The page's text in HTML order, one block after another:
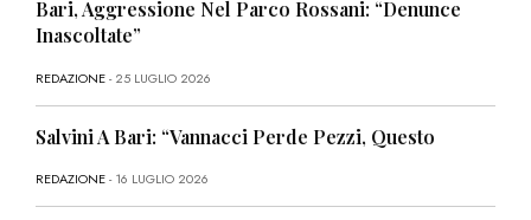
Bari, Aggressione Nel Parco Rossani: “Denunce
Inascoltate”
REDAZIONE- 25 LUGLIO 2026
Salvini A Bari: “Vannacci Perde Pezzi, Questo
REDAZIONE- 16 LUGLIO 2026